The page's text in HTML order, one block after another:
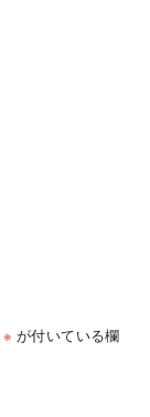
※ が付いている欄